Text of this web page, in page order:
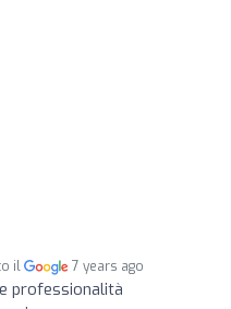
il 7 years ago
professionalità